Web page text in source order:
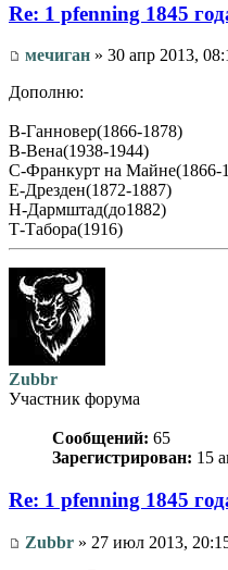
Re: 1 pfenning 1845
мечиган » 30 апр 2013,
Дополню:
В-Ганновер(1866-1878)
В-Вена(1938-1944)
С-Франкурт на Майне(1866-
Е-Дрезден(1872-1887)
Н-Дармштад(до1882)
Т-Табора(1916)
Zubbr
Участник форума
Сообщений: 65
Зарегистрирован: 15
Re: 1 pfenning 1845
Zubbr » 27 июл 2013,